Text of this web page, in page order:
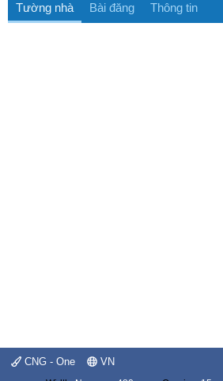
Tường nhà Bài đăng Thông tin
CNG - One VN